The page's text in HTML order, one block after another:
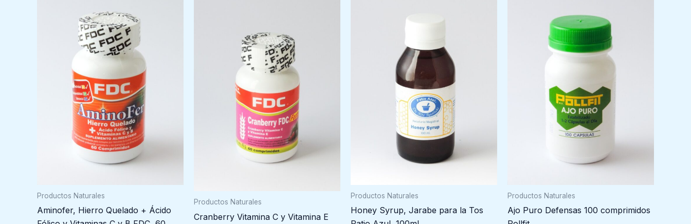
Productos Naturales
Aminofer, Hierro Quelado + Ácido
Productos Naturales
Cranberry Vitamina C y Vitamina E
Productos Naturales
Honey Syrup, Jarabe para la Tos
Productos Naturales
Ajo Puro Defensas 100 comprimidos